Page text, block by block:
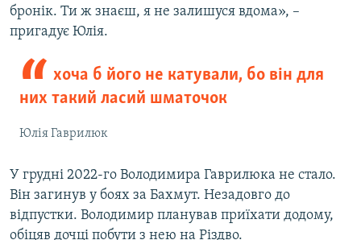
бронік. Ти ж знаєш, я не залишуся вдома», –
пригадує Юлія.
хоча б його не катували, бо він для
них такий ласий шматочок
Юлія Гаврилюк
У грудні 2022-го Володимира Гаврилюка не стало.
Він загинув у боях за Бахмут. Незадовго до
відпустки. Володимир планував приїхати додому,
обіцяв дочці побути з нею на Різдво.